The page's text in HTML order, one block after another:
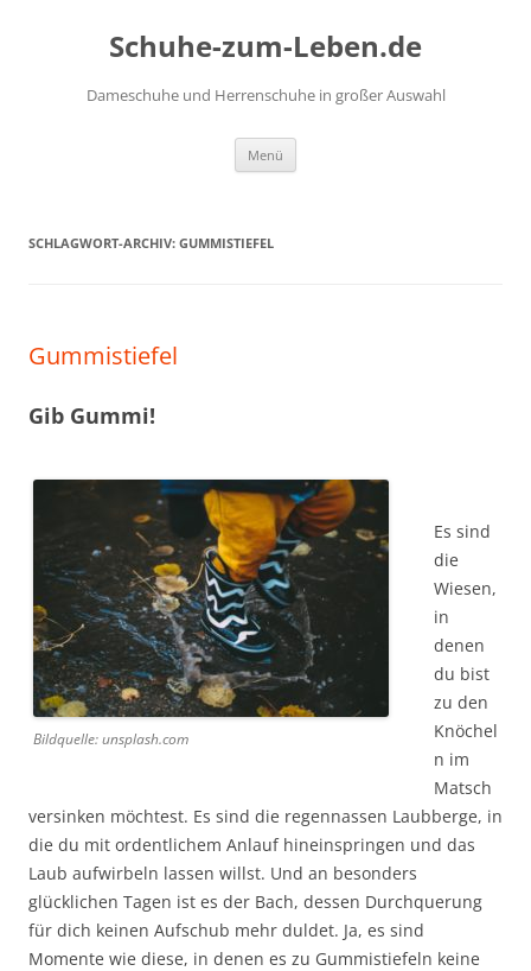
Schuhe-zum-Leben.de
Dameschuhe und Herrenschuhe in großer Auswahl
Menü
SCHLAGWORT-ARCHIV: GUMMISTIEFEL
Gummistiefel
Gib Gummi!
Bildquelle: unsplash.com
Es sind
die
Wiesen,
in
denen
du bist
zu den
Knöchel
n im
Matsch
versinken möchtest. Es sind die regennassen Laubberge, in
die du mit ordentlichem Anlauf hineinspringen und das
Laub aufwirbeln lassen willst. Und an besonders
glücklichen Tagen ist es der Bach, dessen Durchquerung
für dich keinen Aufschub mehr duldet. Ja, es sind
Momente wie diese, in denen es zu Gummistiefeln keine